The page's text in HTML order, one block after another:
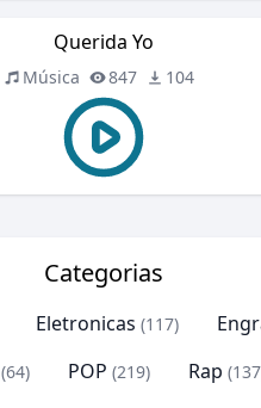
Querida Yo
Música 847 104
Categorias
Eletronicas (117)
(64) POP (219) Rap